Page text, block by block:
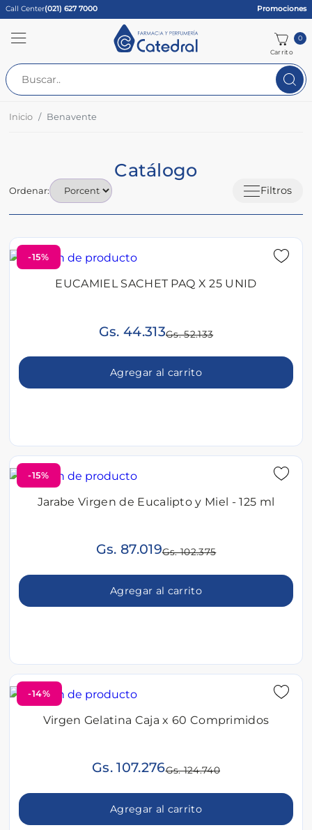
Call Center(021) 627 7000 Promociones
Carrito
0
Inicio Benavente
Catálogo
Filtros
Ordenar:
-15%
EUCAMIEL SACHET PAQ X 25 UNID
Gs. 44.313Gs. 52.133
Agregar al carrito
-15%
Jarabe Virgen de Eucalipto y Miel - 125 ml
Gs. 87.019Gs. 102.375
Agregar al carrito
-14%
Virgen Gelatina Caja x 60 Comprimidos
Gs. 107.276Gs. 124.740
Agregar al carrito